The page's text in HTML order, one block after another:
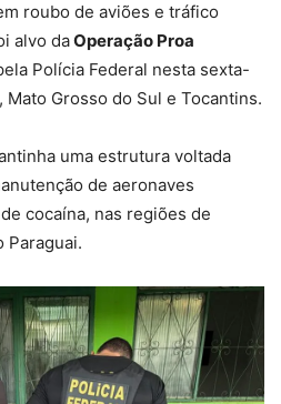
roubo de aviões e tráfico
alvo daOperação Proa
Polícia Federal nesta sexta-
Grosso do Sul e Tocantins.
uma estrutura voltada
de aeronaves
cocaína, nas regiões de
Paraguai.